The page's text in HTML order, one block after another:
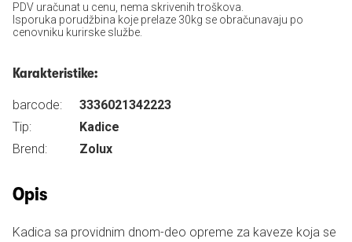
PDV uračunat u cenu, nema skrivenih troškova.
Isporuka porudžbina koje prelaze 30kg se obračunavaju po
cenovniku kurirske službe.
Karakteristike:
barcode:
3336021342223
Tip:
Kadice
Brend:
Zolux
Opis
Kadica sa providnim dnom-deo opreme za kaveze koja se